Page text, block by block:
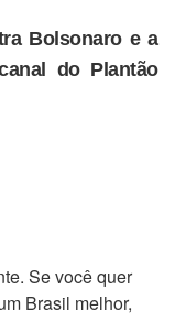
Bolsonaro e a
do Plantão
Se você quer
Brasil melhor,